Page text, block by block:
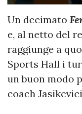
Un decimato
e, al netto del
raggiunge a
Sports Hall i
un buon modo
coach